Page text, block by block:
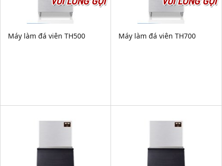
Máy làm đá viên TH500 Máy làm đá viên TH700